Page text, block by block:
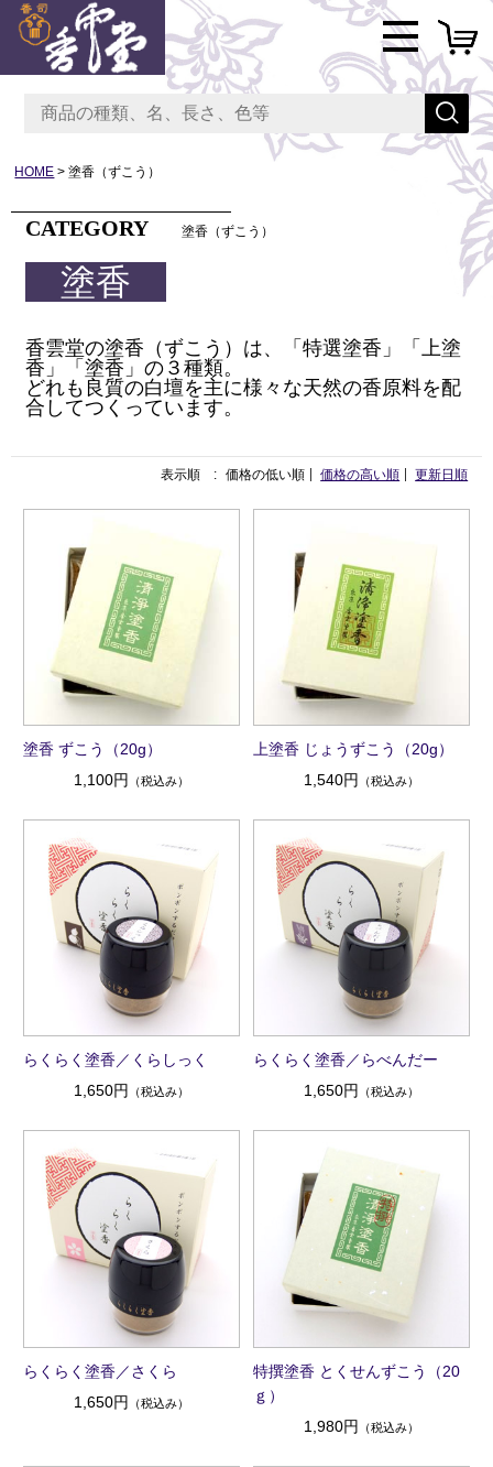
HOME 塗香（ずこう）
CATEGORY 塗香（ずこう）
塗香
香雲堂の塗香（ずこう）は、「特選塗香」「上塗
香」「塗香」の３種類。
どれも良質の白壇を主に様々な天然の香原料を配
合してつくっています。
表示順 : 価格の低い順 価格の高い順 更新日順
塗香 ずこう（20g）
1,100円
（税込み）
上塗香 じょうずこう（20g）
1,540円
（税込み）
らくらく塗香／くらしっく
1,650円
（税込み）
らくらく塗香／らべんだー
1,650円
（税込み）
らくらく塗香／さくら
1,650円 （税込み）
特撰塗香 とくせんずこう（20
ｇ）
1,980円
（税込み）